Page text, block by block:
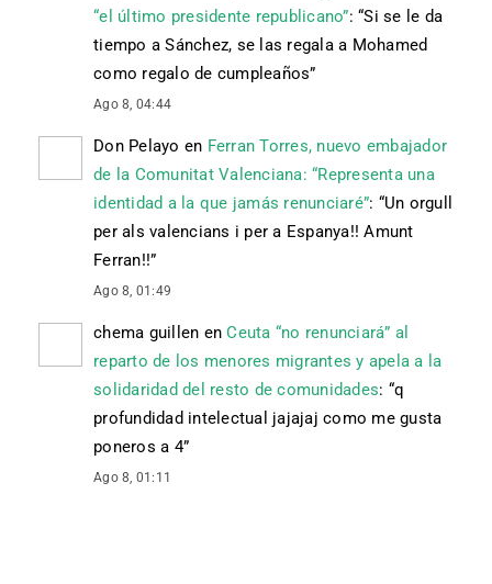
“el último presidente republicano”: “Si se le da
tiempo a Sánchez, se las regala a Mohamed
como regalo de cumpleaños”
Ago 8, 04:44
Don Pelayo en Ferran Torres, nuevo embajador
de la Comunitat Valenciana: “Representa una
identidad a la que jamás renunciaré”: “Un orgull
per als valencians i per a Espanya!! Amunt
Ferran!!”
Ago 8, 01:49
chema guillen enCeuta “no renunciará” al
reparto de los menores migrantes y apela a la
solidaridad del resto de comunidades: “q
profundidad intelectual jajajaj como me gusta
poneros a 4”
Ago 8, 01:11